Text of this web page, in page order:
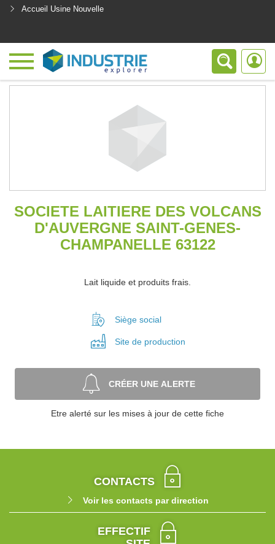
Accueil Usine Nouvelle
SOCIETE LAITIERE DES VOLCANS
D'AUVERGNE SAINT-GENES-
CHAMPANELLE 63122
Lait liquide et produits frais.
Siège social
Site de production
CRÉER UNE ALERTE
Etre alerté sur les mises à jour de cette fiche
CONTACTS
Voir les contacts par direction
EFFECTIF